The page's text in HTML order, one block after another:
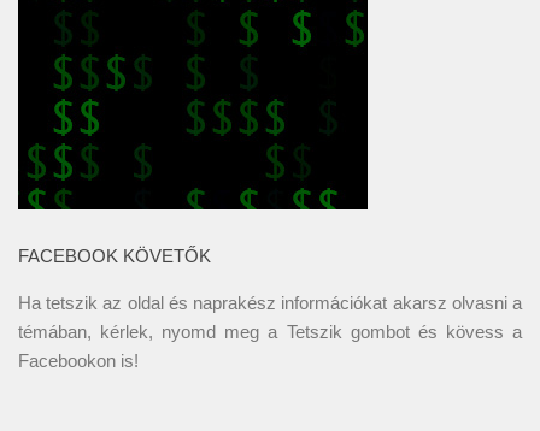
FACEBOOK KÖVETŐK
Ha tetszik az oldal és naprakész információkat akarsz olvasni a
témában, kérlek, nyomd meg a Tetszik gombot és kövess a
Facebookon is!